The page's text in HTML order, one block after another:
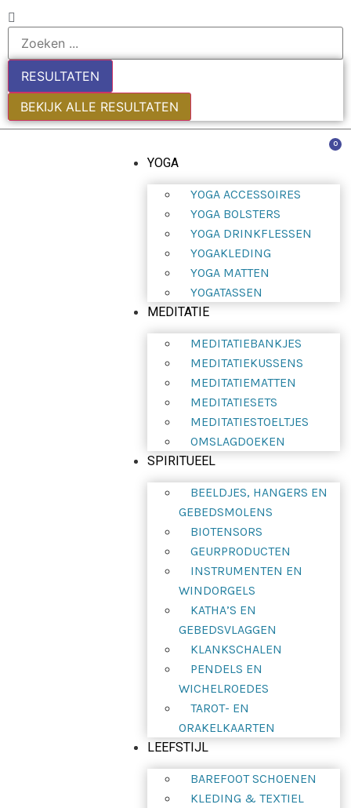
RESULTATEN
BEKIJK ALLE RESULTATEN
0
YOGA
YOGA ACCESSOIRES
YOGA BOLSTERS
YOGA DRINKFLESSEN
YOGAKLEDING
YOGA MATTEN
YOGATASSEN
MEDITATIE
MEDITATIEBANKJES
MEDITATIEKUSSENS
MEDITATIEMATTEN
MEDITATIESETS
MEDITATIESTOELTJES
OMSLAGDOEKEN
SPIRITUEEL
BEELDJES, HANGERS EN
GEBEDSMOLENS
BIOTENSORS
GEURPRODUCTEN
INSTRUMENTEN EN
WINDORGELS
KATHA’S EN
GEBEDSVLAGGEN
KLANKSCHALEN
PENDELS EN
WICHELROEDES
TAROT- EN
ORAKELKAARTEN
LEEFSTIJL
BAREFOOT SCHOENEN
KLEDING & TEXTIEL